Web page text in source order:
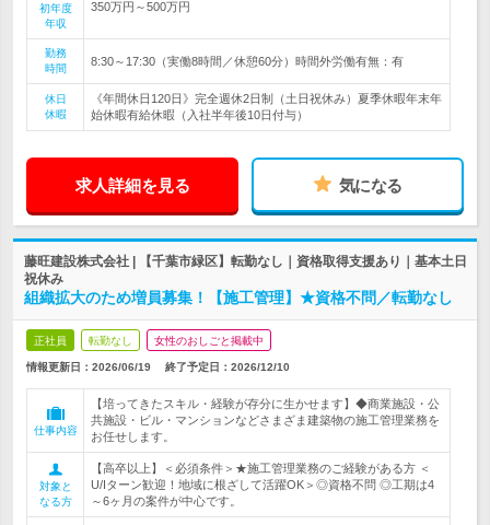
初年度
年収
350万円～500万円
勤務
時間
8:30～17:30（実働8時間／休憩60分）時間外労働有無：有
休日
休暇
《年間休日120日》完全週休2日制（土日祝休み）夏季休暇年末年
始休暇有給休暇（入社半年後10日付与）
求人詳細を見る 気になる
藤旺建設株式会社 | 【千葉市緑区】転勤なし｜資格取得支援あり｜基本土日
祝休み
組織拡大のため増員募集！【施工管理】★資格不問／転勤なし
正社員 転勤なし 女性のおしごと掲載中
情報更新日：2026/06/19 終了予定日： 2026/12/10
仕事内容
【培ってきたスキル・経験が存分に生かせます】◆商業施設・公
共施設・ビル・マンションなどさまざま建築物の施工管理業務を
お任せします。
対象と
なる方
【高卒以上】＜必須条件＞★施工管理業務のご経験がある方 ＜
U/Iターン歓迎！地域に根ざして活躍OK＞◎資格不問 ◎工期は4
～6ヶ月の案件が中心です。